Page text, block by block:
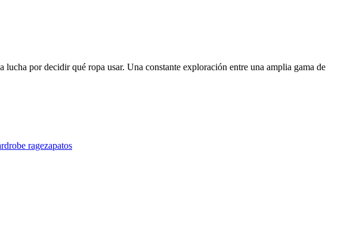
lucha por decidir qué ropa usar. Una constante exploración entre una amplia gama de
ragezapatos